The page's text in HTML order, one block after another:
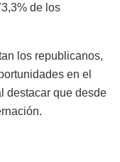
de los
los republicanos,
en el
destacar que desde